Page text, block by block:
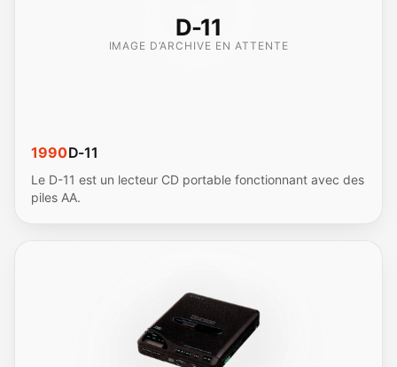
D-11
IMAGE D’ARCHIVE EN ATTENTE
1990D-11
Le D-11 est un lecteur CD portable fonctionnant avec des
piles AA.